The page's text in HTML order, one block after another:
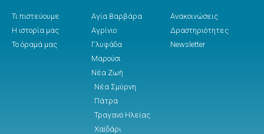
Τι πιστεύουμε
Η ιστορία μας
Το όραμά μας
Αγία Βαρβάρα
Αγρίνιο
Γλυφάδα
Μαρούσι
Νέα Ζωή
Νέα Σμύρνη
Πάτρα
Τραγανό Ηλείας
Χαϊδάρι
Ανακοινώσεις
Δραστηριότητες
Newsletter